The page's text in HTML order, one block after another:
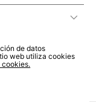
de datos
web utiliza cookies
cookies.